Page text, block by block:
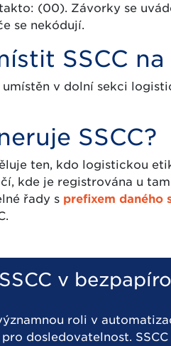
(00). Závorky se
se nekódují.
SSCC
umístěn v dolní sekci
SSCC?
ten, kdo logistickou
kde je registrována u
řady s prefixem daného
v
roli v
dosledovatelnost.